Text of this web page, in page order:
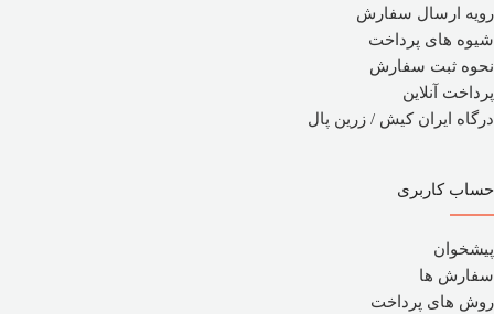
رویه ارسال سفارش
شیوه های پرداخت
نحوه ثبت سفارش
پرداخت آنلاین
درگاه ایران کیش / زرین پال
حساب کاربری
پیشخوان
سفارش ها
روش های پرداخت